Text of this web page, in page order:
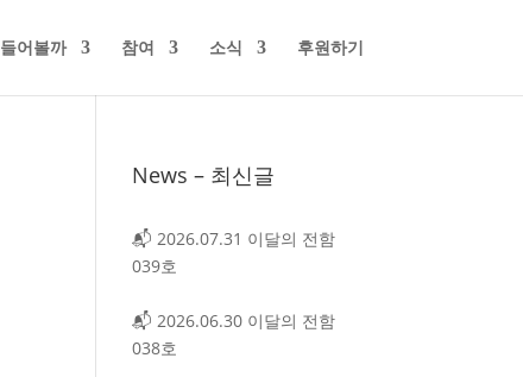
들어볼까 참여 소식 후원하기
News – 최신글
📬 2026.07.31 이달의 전함
039호
📬 2026.06.30 이달의 전함
038호